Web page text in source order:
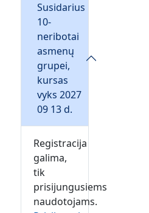
Susidarius
10-
neribotai
asmenų
grupei,
kursas
vyks 2027
09 13 d.
Registracija
galima,
tik
prisijungusiems
naudotojams.